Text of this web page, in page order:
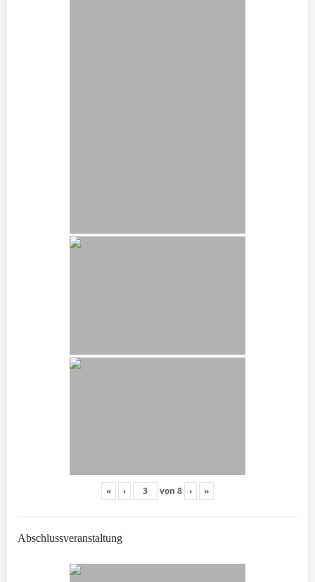
« ‹ von 8 › »
Abschlussveranstaltung